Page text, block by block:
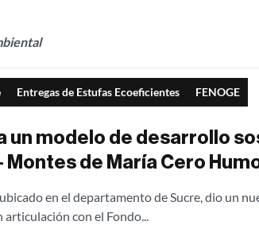
Entregas de Estufas Ecoeficientes FENOGE
un modelo de desarrollo
de María Cero
en el departamento de Sucre, dio un
articulación con el Fondo...